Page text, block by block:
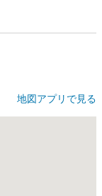
地図アプリで見る